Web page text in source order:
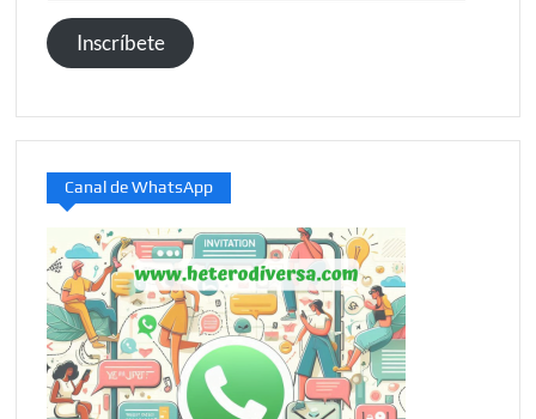
de
correo
electrónico
Inscríbete
Canal de WhatsApp